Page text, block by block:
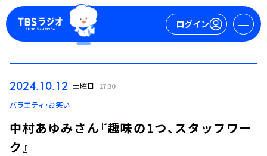
ログイン
ログイン
2024.10.12 土曜日 17:30
バラエティ・お笑い
中村あゆみさん『趣味の1つ、スタッフワー
ク』